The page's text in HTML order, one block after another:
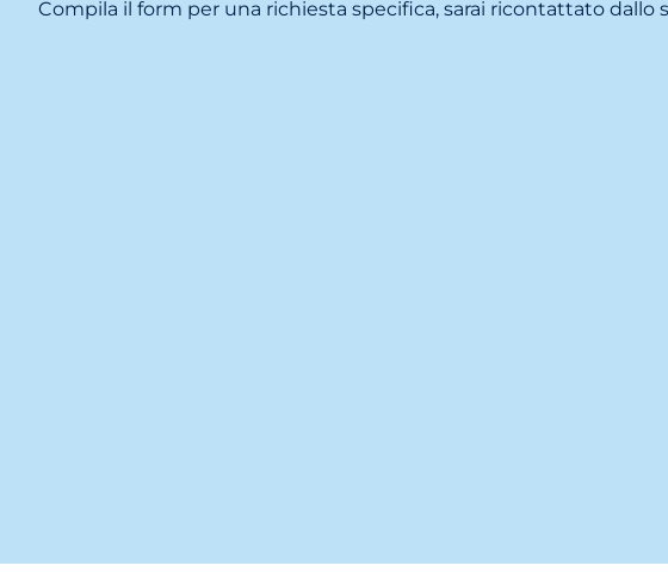
Compila il form per una richiesta specifica, sarai ricontattato dallo